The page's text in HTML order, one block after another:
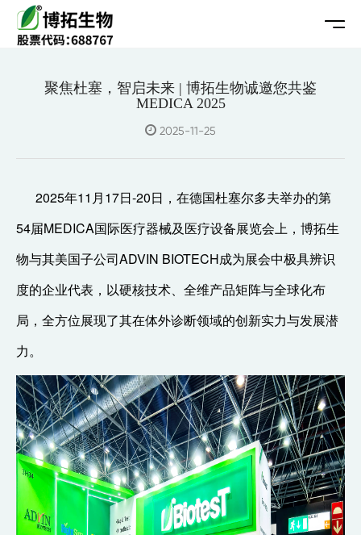
聚焦杜塞，智启未来 | 博拓生物诚邀您共鉴
MEDICA 2025
2025-11-25
2025年11月17日-20日，在德国杜塞尔多夫举办的第
54届MEDICA国际医疗器械及医疗设备展览会上，博拓生
物与其美国子公司ADVIN BIOTECH成为展会中极具辨识
度的企业代表，以硬核技术、全维产品矩阵与全球化布
局，全方位展现了其在体外诊断领域的创新实力与发展潜
力。